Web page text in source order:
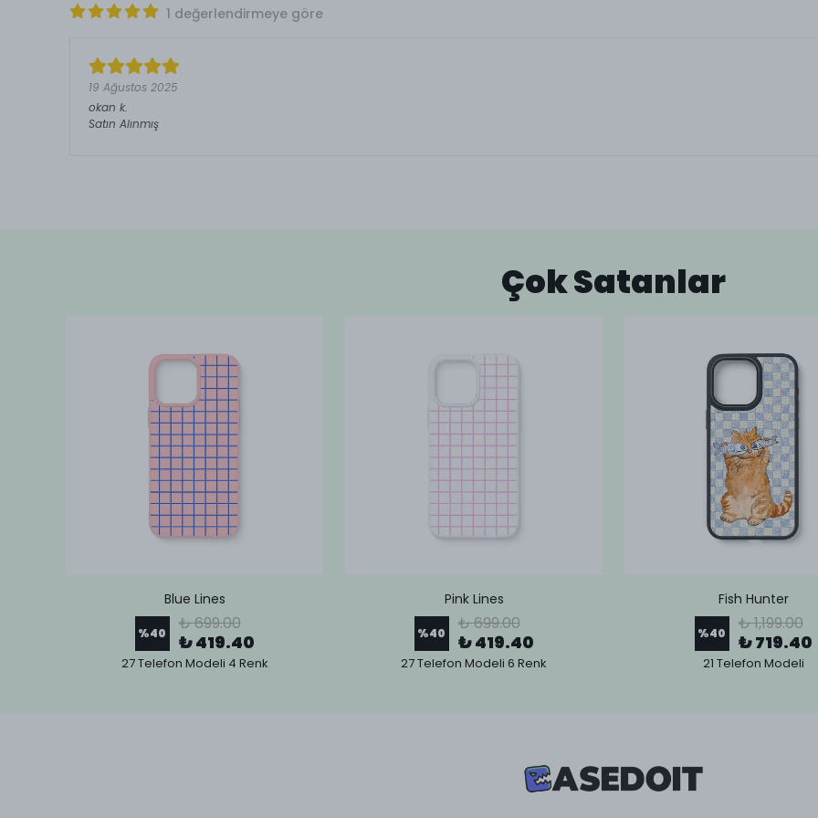
1 değerlendirmeye göre
19 Ağustos 2025
okan k.
Satın Alınmış
Çok Satanlar
Blue Lines
%40 ₺ 699.00
₺ 419.40
27 Telefon Modeli 4 Renk
Pink Lines
%40 ₺ 699.00
₺ 419.40
27 Telefon Modeli 6 Renk
Fish Hunter
%40 ₺ 1,199.00
₺ 719.40
21 Telefon Modeli